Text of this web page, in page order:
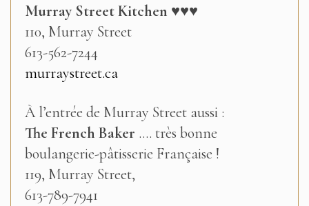
Murray Street Kitchen ♥♥♥
110, Murray Street
613-562-7244
murraystreet.ca
À l’entrée de Murray Street aussi :
The French Baker …. très bonne
boulangerie-pâtisserie Française !
119, Murray Street,
613-789-7941